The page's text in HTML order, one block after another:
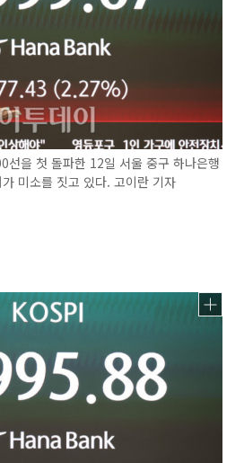
을 첫 돌파한 12일 서울 중구 하나은행
미소를 짓고 있다. 고이란 기자